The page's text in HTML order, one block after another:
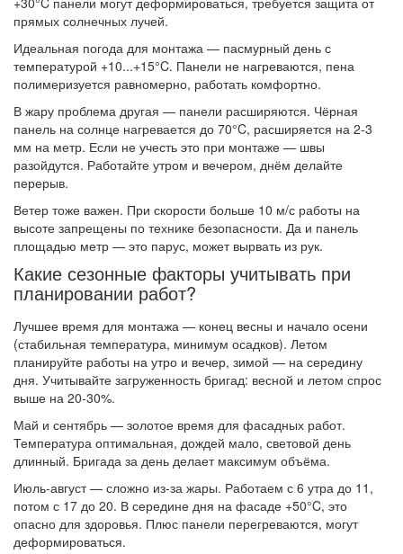
прямых солнечных лучей.
Идеальная погода для монтажа — пасмурный день с
температурой +10...+15°C. Панели не нагреваются, пена
полимеризуется равномерно, работать комфортно.
В жару проблема другая — панели расширяются. Чёрная
панель на солнце нагревается до 70°C, расширяется на 2-3
мм на метр. Если не учесть это при монтаже — швы
разойдутся. Работайте утром и вечером, днём делайте
перерыв.
Ветер тоже важен. При скорости больше 10 м/с работы на
высоте запрещены по технике безопасности. Да и панель
площадью метр — это парус, может вырвать из рук.
Какие сезонные факторы учитывать при
планировании работ?
Лучшее время для монтажа — конец весны и начало осени
(стабильная температура, минимум осадков). Летом
планируйте работы на утро и вечер, зимой — на середину
дня. Учитывайте загруженность бригад: весной и летом спрос
выше на 20-30%.
Май и сентябрь — золотое время для фасадных работ.
Температура оптимальная, дождей мало, световой день
длинный. Бригада за день делает максимум объёма.
Июль-август — сложно из-за жары. Работаем с 6 утра до 11,
потом с 17 до 20. В середине дня на фасаде +50°C, это
опасно для здоровья. Плюс панели перегреваются, могут
деформироваться.